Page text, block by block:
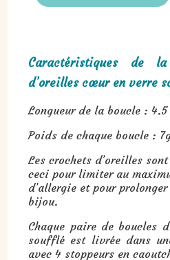
Caractéristiques de
d’oreilles cœur en verre
Longueur de la boucle : 4.5
Poids de chaque boucle :
Les crochets d’oreilles sont
ceci pour limiter au
d’allergie et pour
bijou.
Chaque paire de boucles
soufflé est livrée dans
avec 4 stoppeurs en